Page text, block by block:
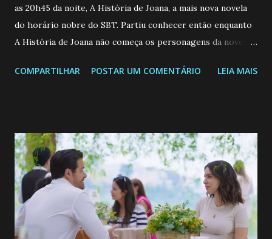
as 20h45 da noite, A História de Joana, a mais nova novela
do horário nobre do SBT. Partiu conhecer então enquanto
A História de Joana não começa os personagens da novela?
de 25/05/26 a 31/05/26 JOANA GUADALUPE (Camila
permanecer virgem até encontrar o homem que realmente
ama, o que não é fácil, já que dedica todas as suas energias a
se aprimorar, trabalhando, estudando e se orgulhando de
ser a primeira mulher da família a ingressar na
universidade. Ela tem uma personalidade muito alegre, é
muito madura para a idade, determinada, criativa e
COMPARTILHAR POSTAR UM COMENTÁRIO LEIA MAIS